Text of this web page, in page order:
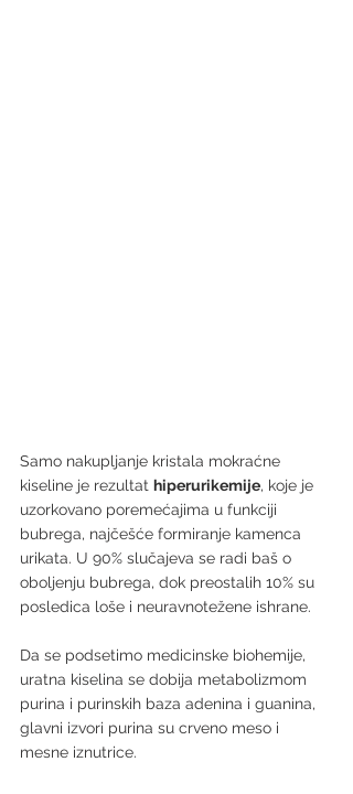
Samo nakupljanje kristala mokraćne
kiseline je rezultat hiperurikemije, koje je
uzorkovano poremećajima u funkciji
bubrega, najčešće formiranje kamenca
urikata. U 90% slučajeva se radi baš o
oboljenju bubrega, dok preostalih 10% su
posledica loše i neuravnotežene ishrane.
Da se podsetimo medicinske biohemije,
uratna kiselina se dobija metabolizmom
purina i purinskih baza adenina i guanina,
glavni izvori purina su crveno meso i
mesne iznutrice.